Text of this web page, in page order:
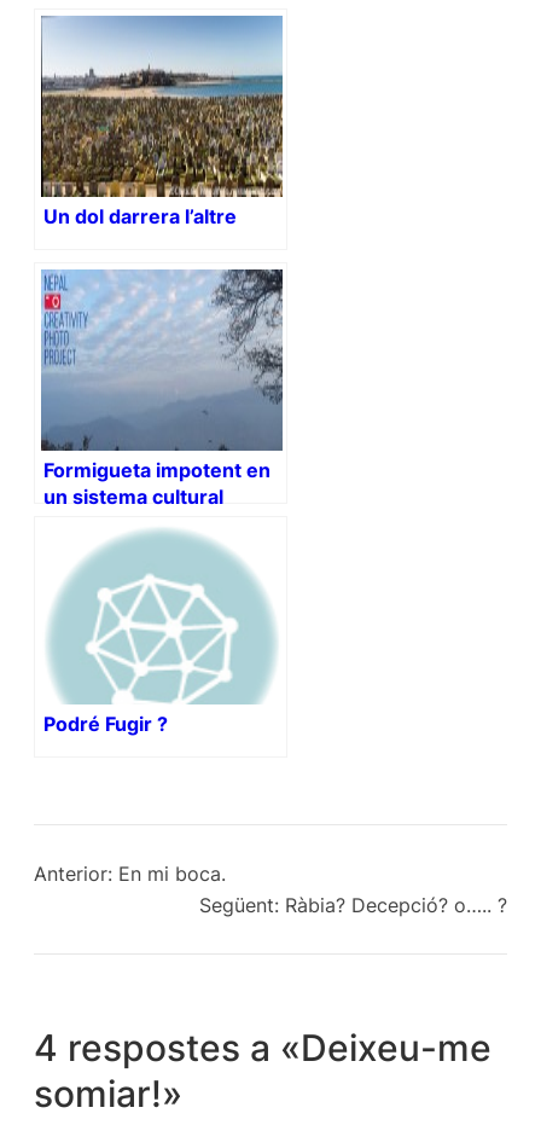
Un dol darrera l’altre
Formigueta impotent en
un sistema cultural
terriblement masclista
Podré Fugir ?
Anterior: En mi boca.
Següent: Ràbia? Decepció? o….. ?
4 respostes a «Deixeu-me
somiar!»